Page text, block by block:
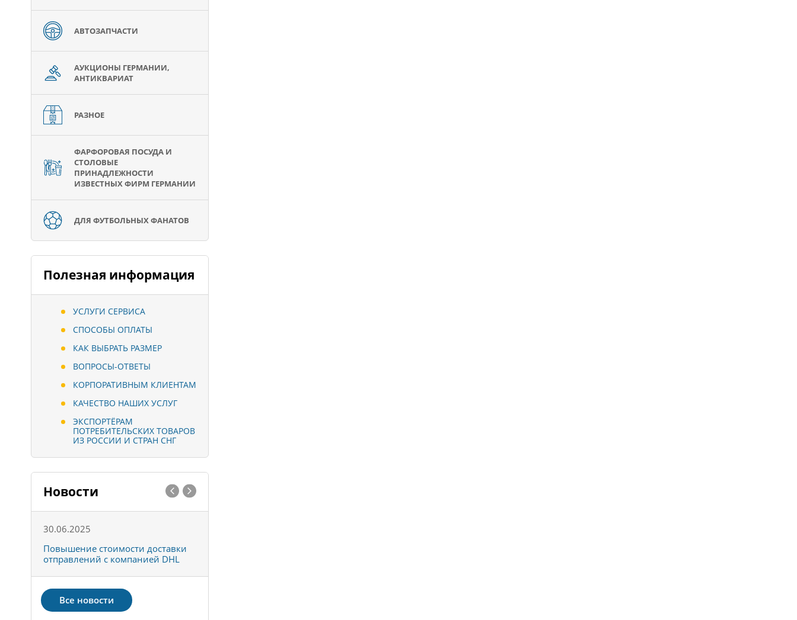
АВТОЗАПЧАСТИ
АУКЦИОНЫ ГЕРМАНИИ,
АНТИКВАРИАТ
РАЗНОЕ
ФАРФОРОВАЯ ПОСУДА И
СТОЛОВЫЕ
ПРИНАДЛЕЖНОСТИ
ИЗВЕСТНЫХ ФИРМ ГЕРМАНИИ
ДЛЯ ФУТБОЛЬНЫХ ФАНАТОВ
Полезная информация
УСЛУГИ СЕРВИСА
СПОСОБЫ ОПЛАТЫ
КАК ВЫБРАТЬ РАЗМЕР
ВОПРОСЫ-ОТВЕТЫ
КОРПОРАТИВНЫМ КЛИЕНТАМ
КАЧЕСТВО НАШИХ УСЛУГ
ЭКСПОРТЁРАМ
ПОТРЕБИТЕЛЬСКИХ ТОВАРОВ
ИЗ РОССИИ И СТРАН СНГ
Новости
30.06.2025
Повышение стоимости доставки
отправлений с компанией DHL
Все новости